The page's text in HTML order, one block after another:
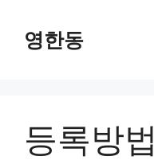
영한동
등록방법